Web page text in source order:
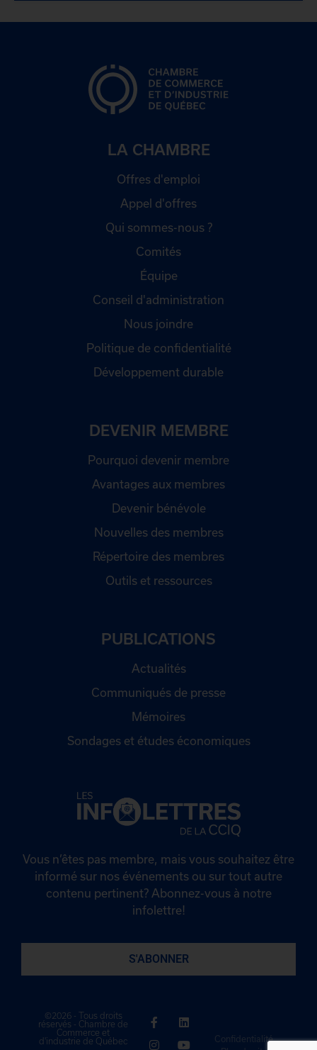
commerce de Québec
LA CHAMBRE
Offres d'emploi
Appel d'offres
Qui sommes-nous ?
Comités
Équipe
Conseil d'administration
Nous joindre
Politique de confidentialité
Développement durable
DEVENIR MEMBRE
Pourquoi devenir membre
Avantages aux membres
Devenir bénévole
Nouvelles des membres
Répertoire des membres
Outils et ressources
PUBLICATIONS
Actualités
Communiqués de presse
Mémoires
Sondages et études économiques
Vous n’êtes pas membre, mais vous souhaitez être
informé sur nos événements ou sur tout autre
contenu pertinent? Abonnez-vous à notre
infolettre!
S'ABONNER
©2026 - Tous droits
réservés - Chambre de
Commerce et
d'industrie de Québec
Confidentialité